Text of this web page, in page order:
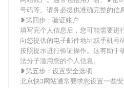
号码等。请务必提供准确完整的信
❥第四步：验证账户
填写完个人信息后，您可能需要进
向您提供的电子邮件地址或手机号
按照提示进行验证操作。这有助于
法分子滥用您的个人信息。
❥第五步：设置安全选项
北京快3网站通常要求您设置一些